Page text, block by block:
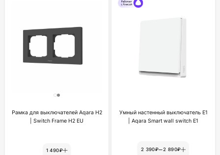
Рамка для выключателей Aqara H2
| Switch Frame H2 EU
1 490₽
Умный настенный выключатель Е1
| Aqara Smart wall switch E1
2 390₽–2 890₽